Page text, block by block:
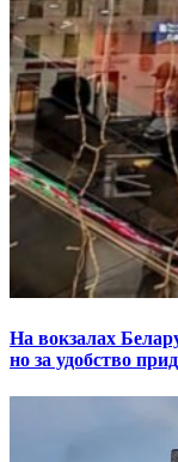
На вокзалах
но за удобство